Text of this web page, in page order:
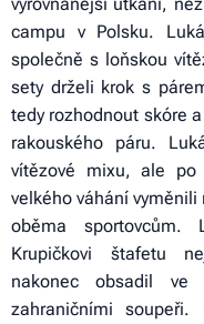
campu v Polsku.
společně s loňskou
sety drželi krok s
tedy rozhodnout skóre
rakouského páru.
vítězové mixu, ale
velkého váhání
oběma sportovcům.
Krupičkovi štafetu
nakonec obsadil
zahraničními soupeři.